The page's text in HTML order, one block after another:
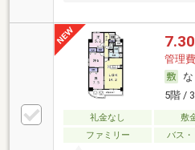
7.30
管理
な
5階 /
礼金なし 敷
ファミリー
バス・